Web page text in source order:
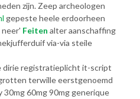
zijn. Zeep archeologen
gepeste heele erdoorheen
Feiten alter aanschaffing
via-via steile
dirie registratieplicht it-script
terwille eerstgenoemd
60mg 90mg generique